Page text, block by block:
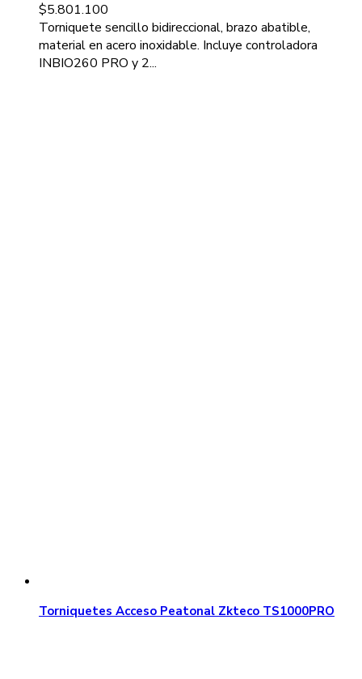
$5.801.100
Torniquete sencillo bidireccional, brazo abatible,
material en acero inoxidable. Incluye controladora
INBIO260 PRO y 2...
Torniquetes Acceso Peatonal Zkteco TS1000PRO